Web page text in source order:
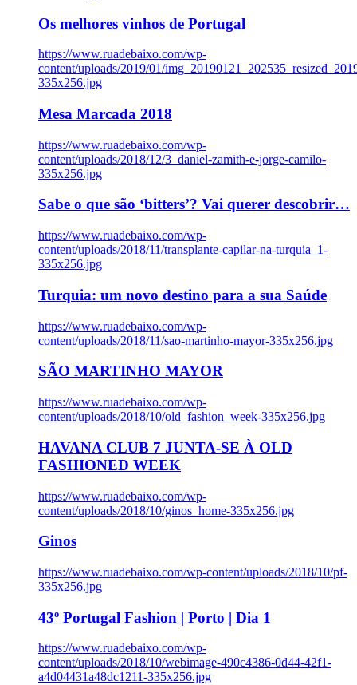
Os melhores vinhos de Portugal
https://www.ruadebaixo.com/wp-
content/uploads/2019/01/
335x256.jpg
Mesa Marcada 2018
https://www.ruadebaixo.com/wp-
content/uploads/2018/12/3_daniel-zamith-e-jorge-camilo-
335x256.jpg
Sabe o que são ‘bitters’? Vai querer descobrir…
https://www.ruadebaixo.com/wp-
content/uploads/2018/11/transplante-capilar-na-turquia_1-
335x256.jpg
Turquia: um novo destino para a sua Saúde
https://www.ruadebaixo.com/wp-
content/uploads/2018/11/sao-martinho-mayor-335x256.jpg
SÃO MARTINHO MAYOR
https://www.ruadebaixo.com/wp-
content/uploads/2018/10/old_fashion_week-335x256.jpg
HAVANA CLUB 7 JUNTA-SE À OLD
FASHIONED WEEK
https://www.ruadebaixo.com/wp-
content/uploads/2018/10/ginos_home-335x256.jpg
Ginos
https://www.ruadebaixo.com/wp-content/uploads/2018/10/pf-
335x256.jpg
43º Portugal Fashion | Porto | Dia 1
https://www.ruadebaixo.com/wp-
content/uploads/2018/10/webimage-490c4386-0d44-42f1-
a4d04431a48dc1211-335x256.jpg